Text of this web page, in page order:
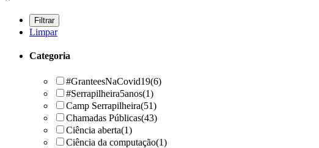
Limpar
Categoria
#GranteesNaCovid19(6)
#Serrapilheira5anos(1)
Camp Serrapilheira(51)
Chamadas Públicas(43)
Ciência aberta(1)
Ciência da computação(1)